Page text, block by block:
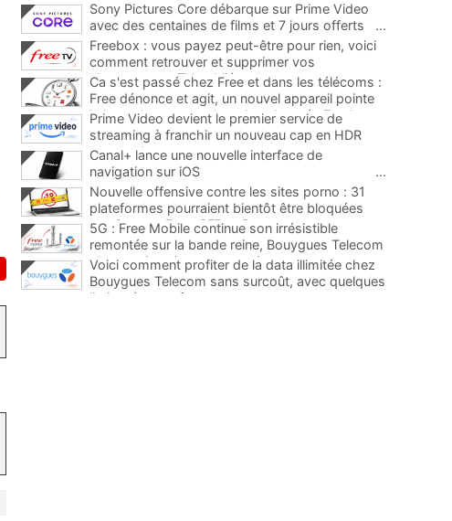
Sony Pictures Core débarque sur Prime Video
avec des centaines de films et 7 jours offerts
...
Freebox : vous payez peut-être pour rien, voici
comment retrouver et supprimer vos
abonnements TV oubliés
...
Ca s'est passé chez Free et dans les télécoms :
Free dénonce et agit, un nouvel appareil pointe
le bout de son nez chez des abonnés Freebox...
Prime Video devient le premier service de
streaming à franchir un nouveau cap en HDR
avec ce lancement
Canal+ lance une nouvelle interface de
navigation sur iOS
...
Nouvelle offensive contre les sites porno : 31
plateformes pourraient bientôt être bloquées
par Orange, Free, SFR et Bouygues
5G : Free Mobile continue son irrésistible
remontée sur la bande reine, Bouygues Telecom
plus que jamais sous pression
Voici comment profiter de la data illimitée chez
Bouygues Telecom sans surcoût, avec quelques
limites à connaître